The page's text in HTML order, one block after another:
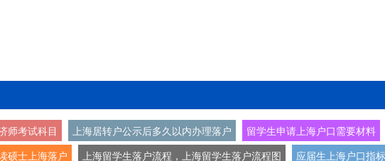
师考试科目 上海居转户公示后多久以内办理落户
留学生申请上海户口需要材料
硕士上海落户 上海留学生落户流程，上海留学生落户流程图 应届生上海户口指